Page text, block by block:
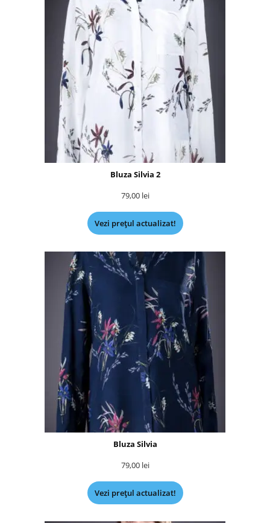
Bluza Silvia 2
79,00 lei
Vezi prețul actualizat!
Bluza Silvia
79,00 lei
Vezi prețul actualizat!